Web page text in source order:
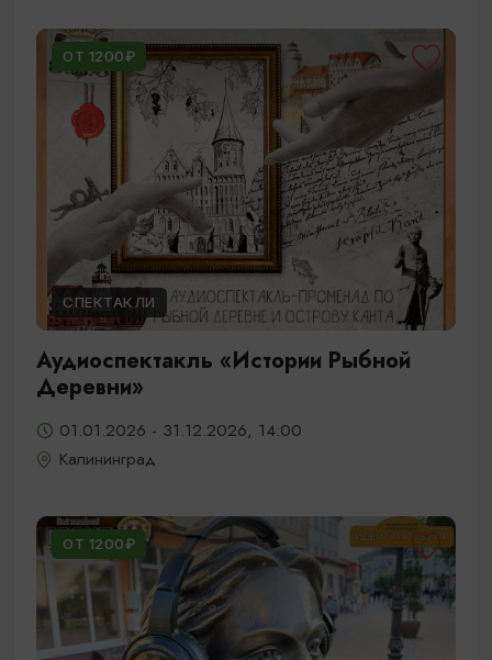
ОТ 1200₽
СПЕКТАКЛИ
Аудиоспектакль «Истории Рыбной
Деревни»
01.01.2026 - 31.12.2026, 14:00
Калининград
ОТ 1200₽